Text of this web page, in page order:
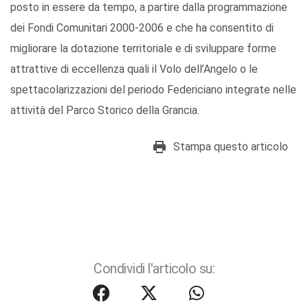
posto in essere da tempo, a partire dalla programmazione
dei Fondi Comunitari 2000-2006 e che ha consentito di
migliorare la dotazione territoriale e di sviluppare forme
attrattive di eccellenza quali il Volo dell’Angelo o le
spettacolarizzazioni del periodo Federiciano integrate nelle
attività del Parco Storico della Grancia.
Stampa questo articolo
Condividi l'articolo su: